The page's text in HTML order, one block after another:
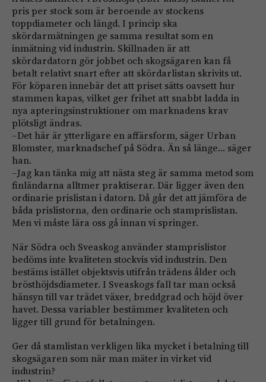
pris per stock som är beroende av stockens
toppdiameter och längd. I princip ska
skördarmätningen ge samma resultat som en
inmätning vid industrin. Skillnaden är att
skördardatorn gör jobbet och skogsägaren kan få
betalt relativt snart efter att skördarlistan skrivits ut.
För köparen innebär det att priset sätts oavsett hur
stammen kapas, vilket ger frihet att snabbt ladda in
nya apteringsinstruktioner om marknadens krav
plötsligt ändras.
–Det här är ytterligare en affärsform, säger Urban
Blomster, marknadschef på Södra. Än så länge… säger
han.
–Jag kan tänka mig att nästa steg är samma metod som
finländarna alltmer praktiserar. Där ligger även den
ordinarie prislistan i datorn. Då går det att jämföra de
båda prislistorna, den ordinarie och stamprislistan.
Men vi måste lära oss gå innan vi springer.
När Södra och Sveaskog använder stamprislistor
bedöms inte kvaliteten stockvis vid industrin. Den
bestäms istället objektsvis utifrån trädens ålder och
brösthöjdsdiameter. I Sveaskogs fall tar man också
hänsyn till var trädet växer, breddgrad och höjd över
havet. Dessa variabler bestämmer kvaliteten och
ligger till grund för betalningen.
Ger då stamlistan verkligen lika mycket i betalning till
skogsägaren som när man mäter in virket vid
industrin?